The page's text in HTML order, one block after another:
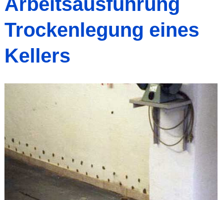
Trockenlegung eines
Kellers